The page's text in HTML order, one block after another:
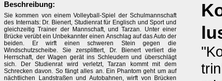
Beschreibung:
Sie kommen von einem Volleyball-Spiel der Schulmannschaft
des Internats: Dr. Bienert, Studienrat für Englisch und Sport und
gleichzeitig Trainer der Mannschaft, und Tarzan. Unter einer
Brücke verübt ein Unbekannter einen Anschlag auf das Auto der
beiden. Er wirft einen schweren Stein gegen die
Windschutzscheibe. Sie zersplittert, Dr. Bienert verliert die
Herrschaft, der Wagen gerät ins Schleudern und überschlägt
sich. Der Studienrat wird verletzt, Tarzan kommt mit dem
Schrecken davon. So fängt alles an. Ein Phantom geht um auf
nächtlichen Landstraßen und Autobahnen, wirft von Brücken